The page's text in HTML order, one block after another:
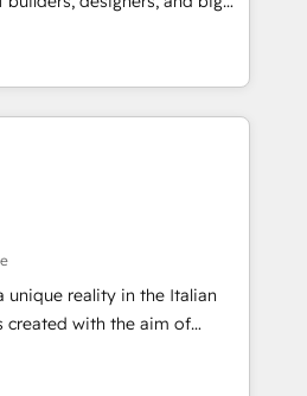
• Top 3 Partner of the
2024, 2025. • Partner of the
Let Cebra’s experts help
and with impact.
design, and
by curiosity—to turn
challenges into meaningful
is more than just
That’s why we lean
them into thoughtful
that actually make a
unique reality in the Italian
created with the aim of
at the center by
capable of integrating